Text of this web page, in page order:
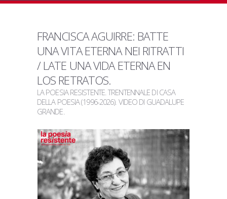
FRANCISCA AGUIRRE: BATTE
UNA VITA ETERNA NEI RITRATTI
/ LATE UNA VIDA ETERNA EN
LOS RETRATOS.
LA POESIA RESISTENTE. TRENTENNALE DI CASA
DELLA POESIA (1996-2026). VIDEO DI GUADALUPE
GRANDE.